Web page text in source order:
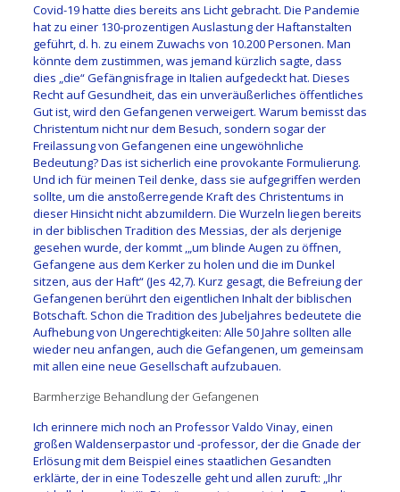
Covid-19 hatte dies bereits ans Licht gebracht. Die Pandemie
hat zu einer 130-prozentigen Auslastung der Haftanstalten
geführt, d. h. zu einem Zuwachs von 10.200 Personen. Man
könnte dem zustimmen, was jemand kürzlich sagte, dass
dies „die“ Gefängnisfrage in Italien aufgedeckt hat. Dieses
Recht auf Gesundheit, das ein unveräußerliches öffentliches
Gut ist, wird den Gefangenen verweigert. Warum bemisst das
Christentum nicht nur dem Besuch, sondern sogar der
Freilassung von Gefangenen eine ungewöhnliche
Bedeutung? Das ist sicherlich eine provokante Formulierung.
Und ich für meinen Teil denke, dass sie aufgegriffen werden
sollte, um die anstoßerregende Kraft des Christentums in
dieser Hinsicht nicht abzumildern. Die Wurzeln liegen bereits
in der biblischen Tradition des Messias, der als derjenige
gesehen wurde, der kommt ,„um blinde Augen zu öffnen,
Gefangene aus dem Kerker zu holen und die im Dunkel
sitzen, aus der Haft“ (Jes 42,7). Kurz gesagt, die Befreiung der
Gefangenen berührt den eigentlichen Inhalt der biblischen
Botschaft. Schon die Tradition des Jubeljahres bedeutete die
Aufhebung von Ungerechtigkeiten: Alle 50 Jahre sollten alle
wieder neu anfangen, auch die Gefangenen, um gemeinsam
mit allen eine neue Gesellschaft aufzubauen.
Barmherzige Behandlung der Gefangenen
Ich erinnere mich noch an Professor Valdo Vinay, einen
großen Waldenserpastor und -professor, der die Gnade der
Erlösung mit dem Beispiel eines staatlichen Gesandten
erklärte, der in eine Todeszelle geht und allen zuruft: „Ihr